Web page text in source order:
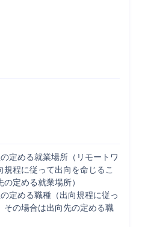
定める就業場所（リモートワ
程に従って出向を命じるこ
の定める就業場所）
定める職種（出向規程に従っ
その場合は出向先の定める職